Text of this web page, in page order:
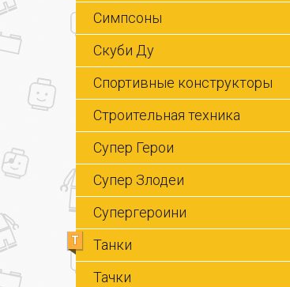
Симпсоны
Скуби Ду
Спортивные конструкторы
Строительная техника
Супер Герои
Супер Злодеи
Супергероини
Т
Танки
Тачки